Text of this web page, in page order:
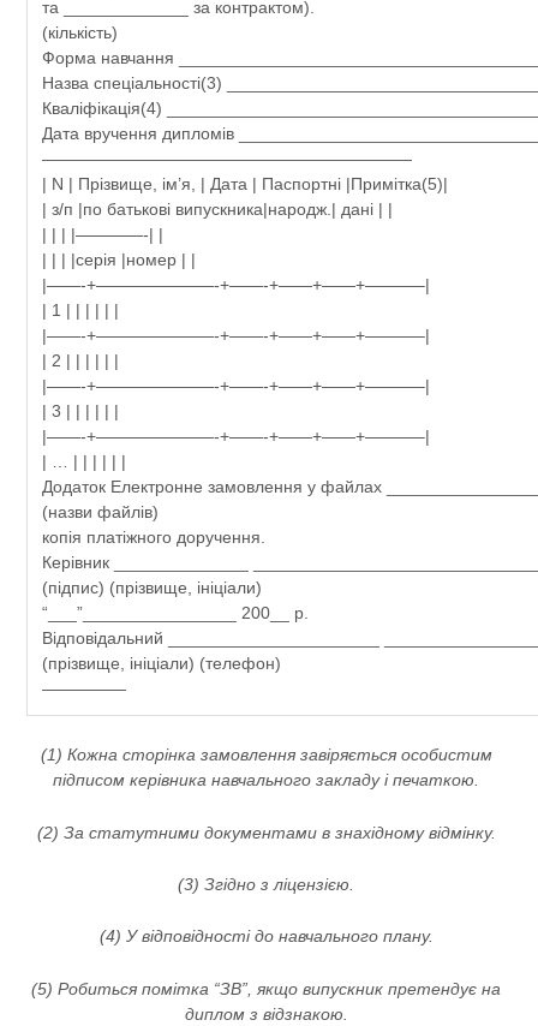
та _____________ за контрактом).
(кількість)
Форма навчання
Назва спеціальності(3)
Кваліфікація(4)
Дата вручення дипломів
——————————————————————
| N | Прізвище, ім’я, | Дата | Паспортні |Примітка(5)|
| з/п |по батькові випускника|народж.| дані | |
| | | |————-| |
| | | |серія |номер | |
|——-+———————-+——-+——+——+———–|
| 1 | | | | | |
|——-+———————-+——-+——+——+———–|
| 2 | | | | | |
|——-+———————-+——-+——+——+———–|
| 3 | | | | | |
|——-+———————-+——-+——+——+———–|
| … | | | | | |
Додаток Електронне замовлення у файлах
(назви файлів)
копія платіжного доручення.
Керівник ______________
(підпис) (прізвище, ініціали)
“___”________________ 200__ р.
Відповідальний ______________________
(прізвище, ініціали) (телефон)
—————
(1) Кожна сторінка замовлення завіряється особистим
підписом керівника навчального закладу і печаткою.
(2) За статутними документами в знахідному відмінку.
(3) Згідно з ліцензією.
(4) У відповідності до навчального плану.
(5) Робиться помітка “ЗВ”, якщо випускник претендує на
диплом з відзнакою.